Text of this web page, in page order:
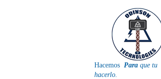
Hacemos Para que tu
hacerlo.